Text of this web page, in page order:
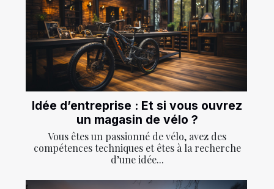
Idée d’entreprise : Et si vous ouvrez
un magasin de vélo ?
Vous êtes un passionné de vélo, avez des
compétences techniques et êtes à la recherche
d’une idée...